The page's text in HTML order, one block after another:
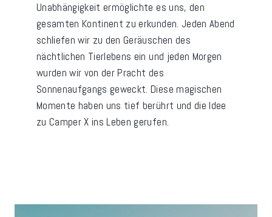
Unabhängigkeit ermöglichte es uns, den
gesamten Kontinent zu erkunden. Jeden Abend
schliefen wir zu den Geräuschen des
nächtlichen Tierlebens ein und jeden Morgen
wurden wir von der Pracht des
Sonnenaufgangs geweckt. Diese magischen
Momente haben uns tief berührt und die Idee
zu Camper X ins Leben gerufen.